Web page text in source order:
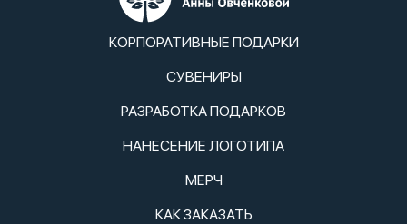
КОРПОРАТИВНЫЕ ПОДАРКИ
СУВЕНИРЫ
РАЗРАБОТКА ПОДАРКОВ
НАНЕСЕНИЕ ЛОГОТИПА
МЕРЧ
КАК ЗАКАЗАТЬ